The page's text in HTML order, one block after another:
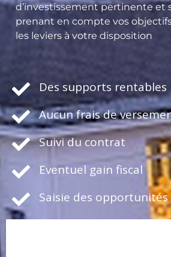
d’investissement pertinente et
prenant en compte vos
les leviers à votre disposition
Des supports rentables
Aucun frais de
Suivi du contrat
Eventuel gain fiscal
Saisie des